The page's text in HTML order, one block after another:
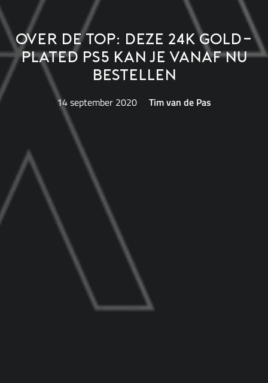
Over de top: deze 24K gold-
plated PS5 kan je vanaf nu
bestellen
14 september 2020 Tim van de Pas